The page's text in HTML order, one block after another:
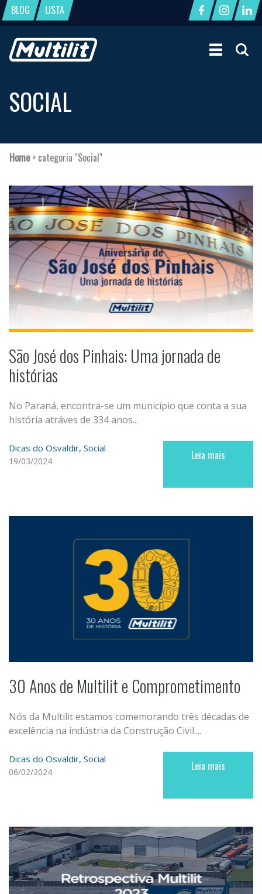
BLOG LISTA
SOCIAL
Home> categoria "Social"
São José dos Pinhais: Uma jornada de
histórias
No Paraná, encontra-se um município que conta a sua
história atráves de 334 anos...
Dicas do Osvaldir Social
19/03/2024 Leia mais
30 Anos de Multilit e Comprometimento
Nós da Multilit estamos comemorando três décadas de
excelência na indústria da Construção Civil....
Dicas do Osvaldir Social
06/02/2024 Leia mais